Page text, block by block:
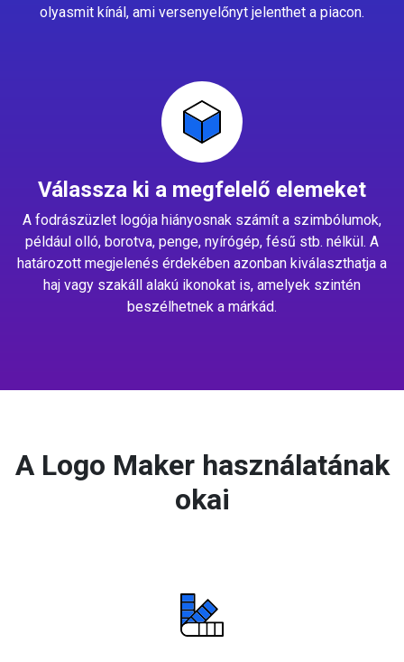
olyasmit kínál, ami versenyelőnyt jelenthet a piacon.
Válassza ki a megfelelő elemeket
A fodrászüzlet logója hiányosnak számít a szimbólumok,
például olló, borotva, penge, nyírógép, fésű stb. nélkül. A
határozott megjelenés érdekében azonban kiválaszthatja a
haj vagy szakáll alakú ikonokat is, amelyek szintén
beszélhetnek a márkád.
A Logo Maker használatának
okai